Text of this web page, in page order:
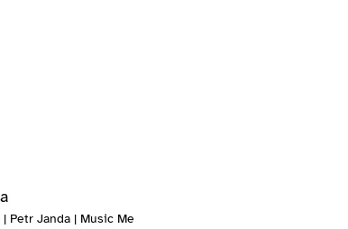
Petr Janda | Music Me